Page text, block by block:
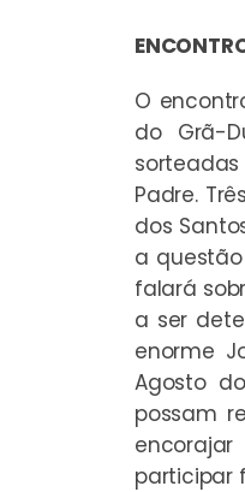
O
do Grã-
Padre.
dos
a
falará
a ser
enorme
Agosto
possam
participar